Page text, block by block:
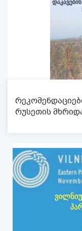
რუსეთის